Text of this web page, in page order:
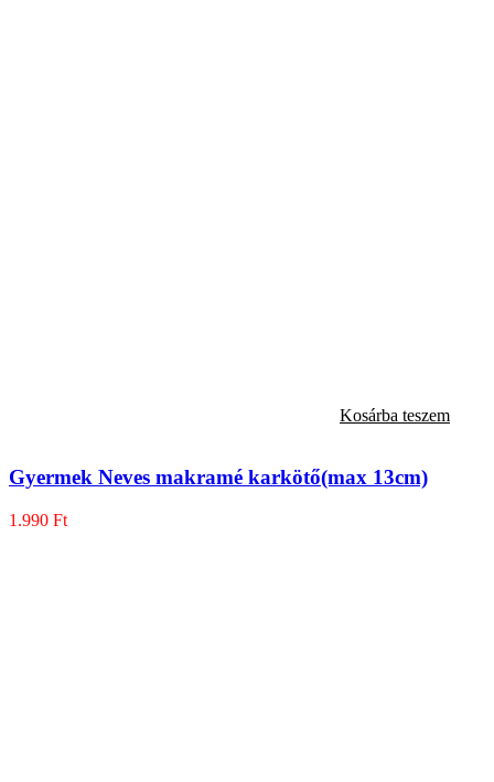
Kosárba teszem
Gyermek Neves makramé karkötő(max 13cm)
1.990 Ft